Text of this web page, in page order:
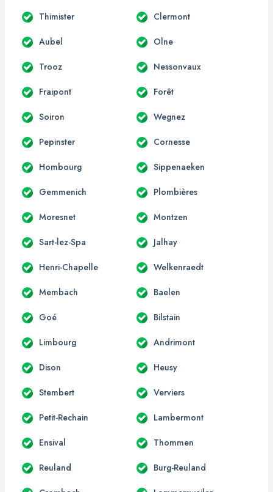
Thimister Clermont
Aubel Olne
Trooz Nessonvaux
Fraipont Forêt
Soiron Wegnez
Pepinster Cornesse
Hombourg Sippenaeken
Gemmenich Plombières
Moresnet Montzen
Sart-lez-Spa Jalhay
Henri-Chapelle Welkenraedt
Membach Baelen
Goé Bilstain
Limbourg Andrimont
Dison Heusy
Stembert Verviers
Petit-Rechain Lambermont
Ensival Thommen
Reuland Burg-Reuland